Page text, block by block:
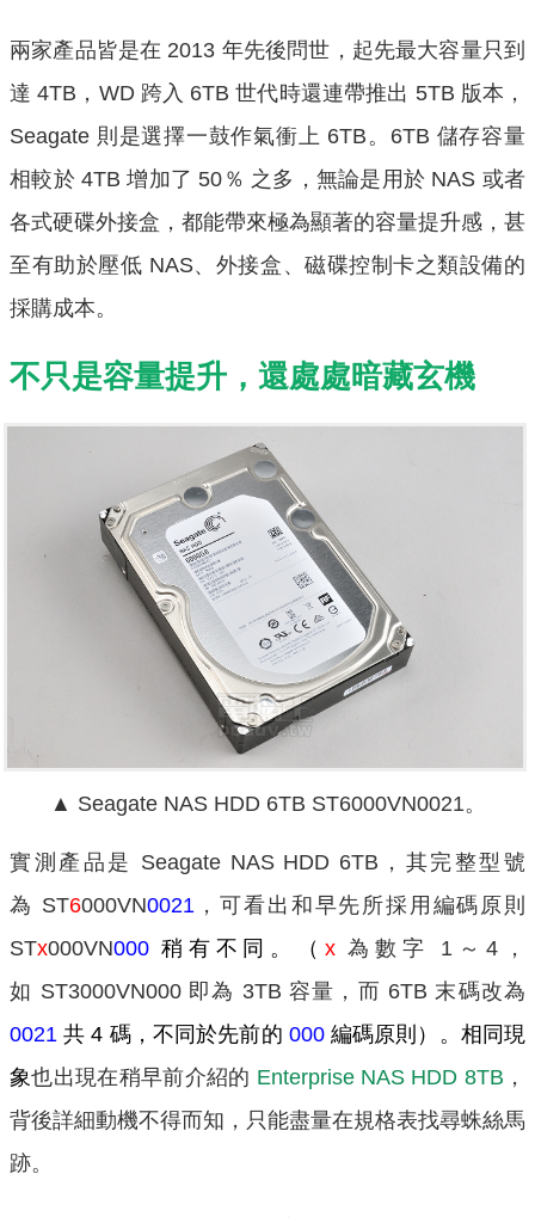
兩家產品皆是在 2013 年先後問世，起先最大容量只到
達 4TB，WD 跨入 6TB 世代時還連帶推出 5TB 版本，
Seagate 則是選擇一鼓作氣衝上 6TB。6TB 儲存容量
相較於 4TB 增加了 50％ 之多，無論是用於 NAS 或者
各式硬碟外接盒，都能帶來極為顯著的容量提升感，甚
至有助於壓低 NAS、外接盒、磁碟控制卡之類設備的
採購成本。
不只是容量提升，還處處暗藏玄機
▲ Seagate NAS HDD 6TB ST6000VN0021。
實測產品是 Seagate NAS HDD 6TB，其完整型號
為 ST6000VN0021，可看出和早先所採用編碼原則
STx000VN000 稍有不同。（x 為數字 1～4，
如 ST3000VN000 即為 3TB 容量，而 6TB 末碼改為
0021共 4 碼，不同於先前的 000編碼原則）。相同現
象也出現在稍早前介紹的 Enterprise NAS HDD 8TB ，
背後詳細動機不得而知，只能盡量在規格表找尋蛛絲馬
跡。